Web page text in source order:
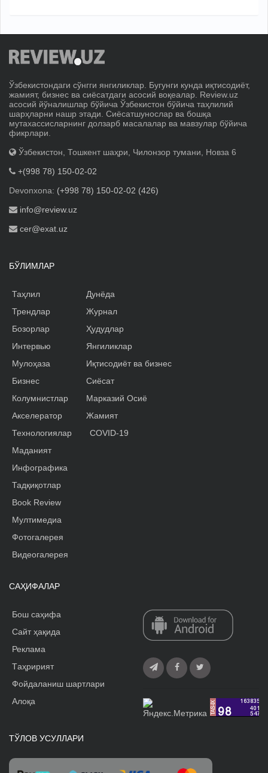
Ўзбекистондаги сўнгги янгиликлар. Бугунги кунда иқтисодиёт,
жамият, бизнес ва сиёсатдаги асосий воқеалар. Review.uz
асосий йўналишлар бўйича Ўзбекистон бўйича таҳлилий
шарҳларни нашр этади. Сиёсатшунослар ва бошқа
мутахассисларнинг долзарб масалалар ва мавзулар бўйича
фикрлари.
Ўзбекистон, Тошкент шаҳри, Чилонзор тумани, Новза 6
+(998 78) 150-02-02
Devonxona: (+998 78) 150-02-02 (426)
info@review.uz
cer@exat.uz
БЎЛИМЛАР
Таҳлил
Трендлар
Бозорлар
Интервью
Мулоҳаза
Бизнес
Колумнистлар
Акселератор
Дунёда
Журнал
Ҳудудлар
Янгиликлар
Иқтисодиёт ва бизнес
Сиёсат
Марказий Осиё
Жамият
Технологиялар
Маданият
Инфографика
Тадқиқотлар
Book Review
Мултимедиа
Фотогалерея
Видеогалерея
COVID-19
САҲИФАЛАР
Бош саҳифа
Сайт ҳақида
Реклама
Tаҳририят
Фойдаланиш шартлари
Алоқа
ТЎЛОВ УСУЛЛАРИ